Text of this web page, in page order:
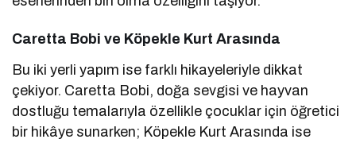
Caretta Bobi ve Köpekle Kurt Arasında
Bu iki yerli yapım ise farklı hikayeleriyle dikkat
çekiyor. Caretta Bobi, doğa sevgisi ve hayvan
dostluğu temalarıyla özellikle çocuklar için öğretici
bir hikâye sunarken; Köpekle Kurt Arasında ise